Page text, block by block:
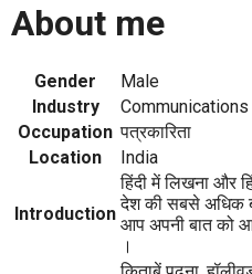
About me
Gender
Male
Industry
Occupation पत्रकारिता
Location
India
Introduction
हिंदी में लिखना और
देश की सबसे अधिक
आप अपनी बात को
।